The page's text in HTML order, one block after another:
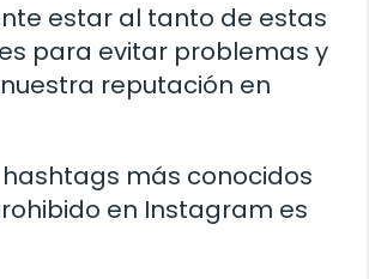
estar al tanto de estas
para evitar problemas y
reputación en
hashtags más conocidos
en Instagram es